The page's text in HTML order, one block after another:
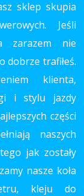
sklep skupia
Jeśli
zarazem nie
dobrze trafiłeś.
klienta,
i stylu jazdy
części
naszych
jak zostały
nasze koła
kleju do